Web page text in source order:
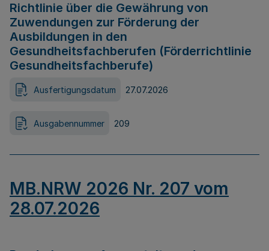
Richtlinie über die Gewährung von
Zuwendungen zur Förderung der
Ausbildungen in den
Gesundheitsfachberufen (Förderrichtlinie
Gesundheitsfachberufe)
Ausfertigungsdatum 27.07.2026
Ausgabennummer 209
MB.NRW 2026 Nr. 207 vom
28.07.2026